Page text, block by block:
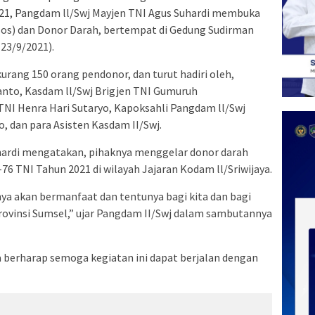
Pangdam ll/Swj Mayjen TNI Agus Suhardi membuka
dan Donor Darah, bertempat di Gedung Sudirman
9/2021).
150 orang pendonor, dan turut hadiri oleh,
Kasdam ll/Swj Brigjen TNI Gumuruh
Henra Hari Sutaryo, Kapoksahli Pangdam ll/Swj
dan para Asisten Kasdam II/Swj.
mengatakan, pihaknya menggelar donor darah
TNI Tahun 2021 di wilayah Jajaran Kodam ll/Sriwijaya.
akan bermanfaat dan tentunya bagi kita dan bagi
Sumsel,” ujar Pangdam II/Swj dalam sambutannya
semoga kegiatan ini dapat berjalan dengan